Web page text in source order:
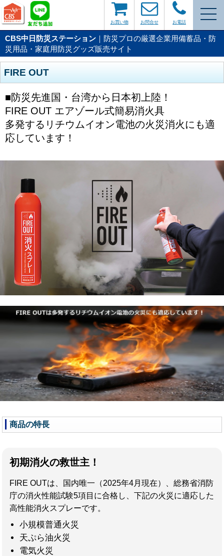
お電話
お問合せ
お買い物
CBS中日防災ステーション ｜防災プロの厳選企業用備蓄品・防
災用品・家庭用防災グッズ販売サイト
FIRE OUT
■防災先進国・台湾から日本初上陸！
FIRE OUT エアゾール式簡易消火具
多発するリチウムイオン電池の火災消火にも適
応しています！
商品の特長
初期消火の救世主！
FIRE OUTは、国内唯一（2025年4月現在）、総務省消防
庁の消火性能試験5項目に合格し、下記の火災に適応した
高性能消火スプレーです。
小規模普通火災
天ぷら油火災
電気火災